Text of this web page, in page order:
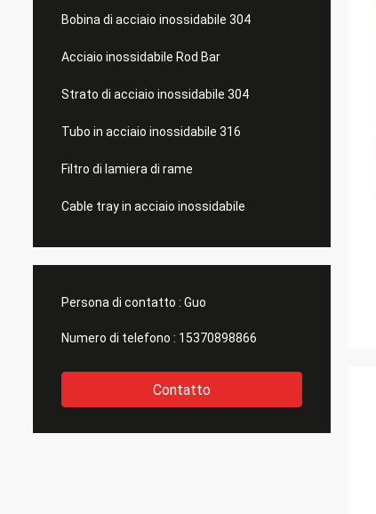
Bobina di acciaio inossidabile 304
Acciaio inossidabile Rod Bar
Strato di acciaio inossidabile 304
Tubo in acciaio inossidabile 316
Filtro di lamiera di rame
Cable tray in acciaio inossidabile
Persona di contatto : Guo
Numero di telefono : 15370898866
Contatto